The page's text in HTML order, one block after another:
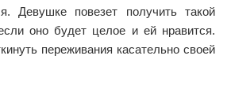
Девушке повезет получить такой
оно будет целое и ей нравится.
переживания касательно своей